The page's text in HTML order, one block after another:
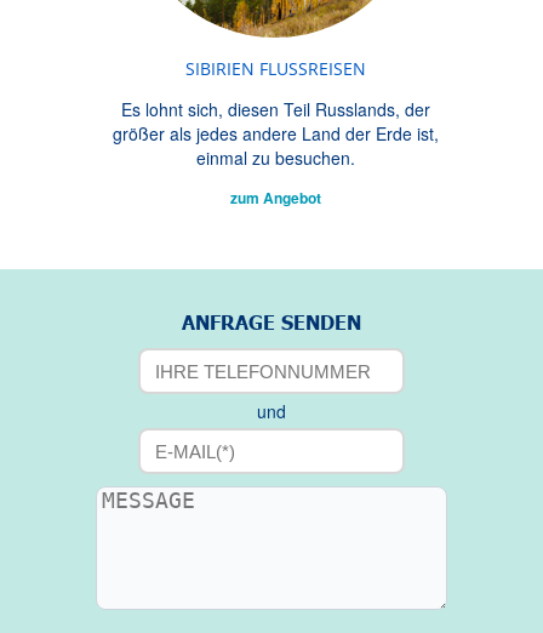
SIBIRIEN FLUSSREISEN
Es lohnt sich, diesen Teil Russlands, der
größer als jedes andere Land der Erde ist,
einmal zu besuchen.
zum Angebot
ANFRAGE SENDEN
und